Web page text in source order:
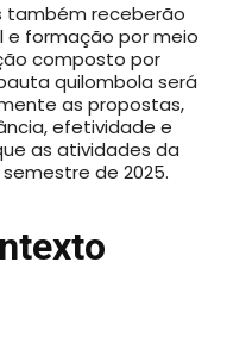
também receberão
e formação por meio
composto por
quilombola será
as propostas,
efetividade e
as atividades da
de 2025.